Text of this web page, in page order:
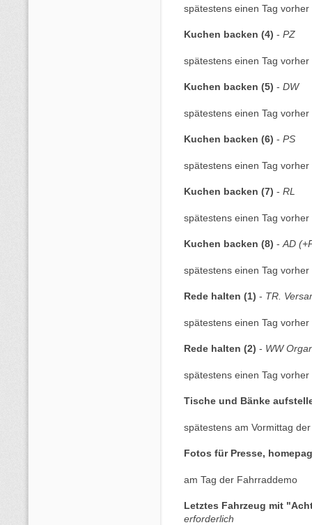
spätestens einen Tag vorher
Kuchen backen (4) - PZ
spätestens einen Tag vorher
Kuchen backen (5) - DW
spätestens einen Tag vorher
Kuchen backen (6) - PS
spätestens einen Tag vorher
Kuchen backen (7) - RL
spätestens einen Tag vorher
Kuchen backen (8) -AD
spätestens einen Tag vorher
Rede halten (1) - TR.
spätestens einen Tag vorher
Rede halten (2) - WW
spätestens einen Tag vorher
Tische und Bänke
spätestens am Vormittag
Fotos für Presse,
am Tag der Fahrraddemo
Letztes Fahrzeug mit
erforderlich